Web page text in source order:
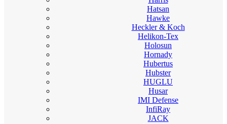
Hatsan
Hawke
Heckler & Koch
Helikon-Tex
Holosun
Hornady
Hubertus
Hubster
HUGLU
Husar
IMI Defense
InfiRay
JACK